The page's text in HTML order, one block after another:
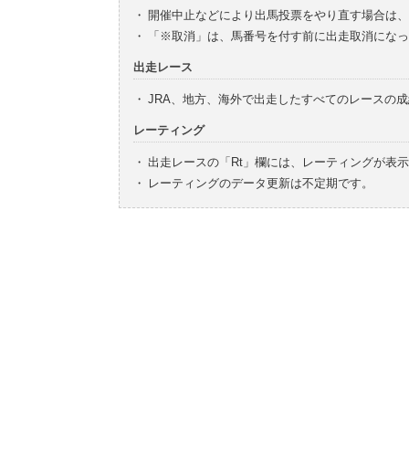
・ 開催中止などにより出馬投票をやり直す場合は
・
「※取消」は、馬番号を付す前に出走取消にな
出走レース
・ JRA、地方、海外で出走したすべてのレースの
レーティング
・ 出走レースの「Rt」欄には、レーティングが表
・
レーティングのデータ更新は不定期です。